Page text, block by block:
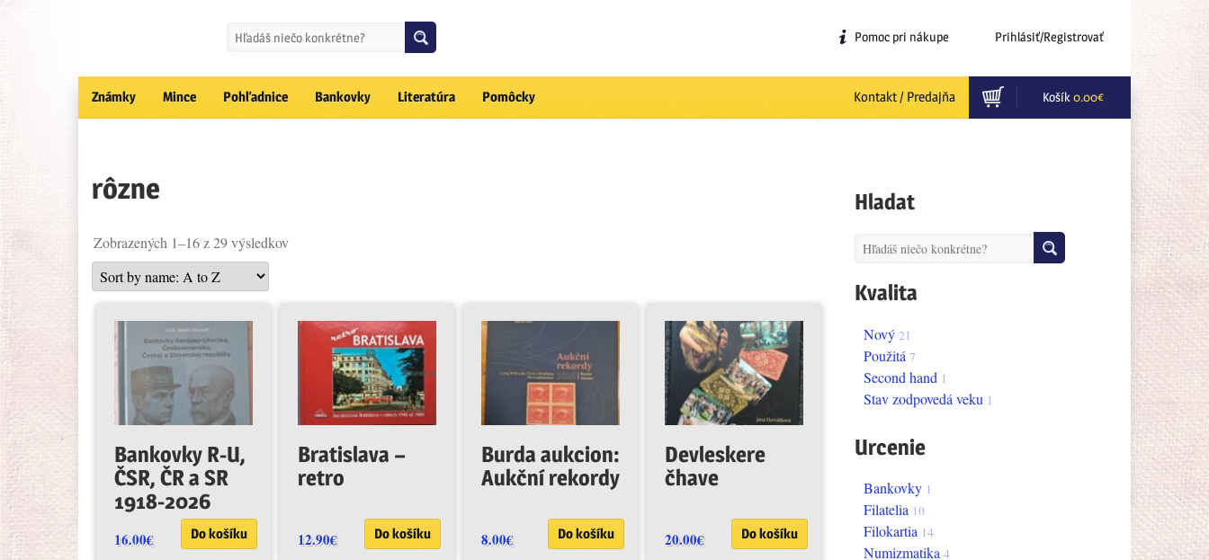
Pomoc pri nákupe Prihlásiť/Registrovať
Košík 0.00€
Známky Mince Pohľadnice Bankovky Literatúra Pomôcky Kontakt / Predajňa
rôzne
Zobrazených 1–16 z 29 výsledkov
Bankovky R-U,
ČSR, ČR a SR
1918-2026
16.00€ Do košíku
Bratislava –
retro
12.90€ Do košíku
Burda aukcion:
Aukční rekordy
8.00€ Do košíku
Devleskere
čhave
20.00€ Do košíku
Hladat
Kvalita
nový 21
použitá 7
second hand 1
stav zodpovedá veku 1
Urcenie
bankovky 1
filatelia 10
filokartia 14
numizmatika 4